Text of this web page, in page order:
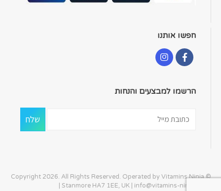
חפשו אותנו
הרשמו למבצעים והנחות
© Copyright 2026. All Rights Reserved. Operated by Vitamins Ninja
| Stanmore HA7 1EE, UK | info@vitamins-ninja.com